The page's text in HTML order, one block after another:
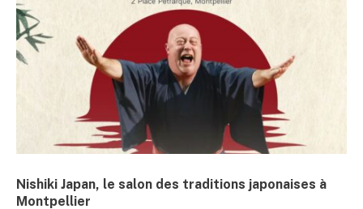
Nishiki Japan, le salon des traditions japonaises à
Montpellier